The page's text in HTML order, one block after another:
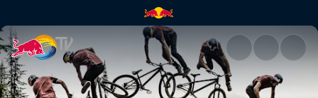
Realm, avec Brandon